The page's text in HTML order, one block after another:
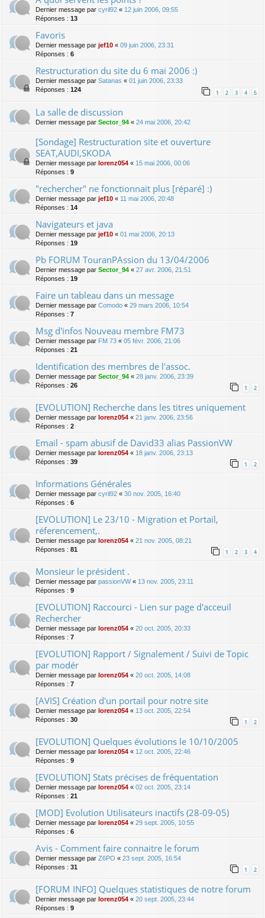
Dernier message par cyril92 « 12 juin 2006, 09:55
Réponses : 13
Favoris
Dernier message par jef10 « 09 juin 2006, 23:31
Réponses : 6
Restructuration du site du 6 mai 2006 :)
Dernier message par Satanas « 01 juin 2006, 23:33
Réponses : 124 1 2 3 4 5
La salle de discussion
Dernier message par Sector_94 « 24 mai 2006, 20:42
[Sondage] Restructuration site et ouverture
SEAT,AUDI,SKODA
Dernier message par lorenz054 « 15 mai 2006, 00:06
Réponses : 9
"rechercher" ne fonctionnait plus [réparé] :)
Dernier message par jef10 « 11 mai 2006, 20:48
Réponses : 14
Navigateurs et java
Dernier message par jef10 « 01 mai 2006, 20:13
Réponses : 19
Pb FORUM TouranPAssion du 13/04/2006
Dernier message par Sector_94 « 27 avr. 2006, 21:51
Réponses : 19
Faire un tableau dans un message
Dernier message par Comodo « 29 mars 2006, 10:54
Réponses : 7
Msg d'infos Nouveau membre FM73
Dernier message par FM 73 « 05 févr. 2006, 21:06
Réponses : 21
Identification des membres de l'assoc.
Dernier message par Sector_94 « 28 janv. 2006, 23:39
Réponses : 26 1 2
[EVOLUTION] Recherche dans les titres uniquement
Dernier message par lorenz054 « 21 janv. 2006, 23:56
Réponses : 2
Email - spam abusif de David33 alias PassionVW
Dernier message par lorenz054 « 18 janv. 2006, 23:13
Réponses : 39 1 2
Informations Générales
Dernier message par cyril92 « 30 nov. 2005, 16:40
Réponses : 6
[EVOLUTION] Le 23/10 - Migration et Portail,
réferencement,.
Dernier message par lorenz054 « 21 nov. 2005, 08:21
Réponses : 81 1 2 3 4
Monsieur le président .
Dernier message par passionVW« 13 nov. 2005, 23:11
Réponses : 9
[EVOLUTION] Raccourci - Lien sur page d'acceuil
Rechercher
Dernier message par lorenz054 « 20 oct. 2005, 20:33
Réponses : 7
[EVOLUTION] Rapport / Signalement / Suivi de Topic
par modér
Dernier message par lorenz054 « 20 oct. 2005, 14:08
Réponses : 7
[AVIS] Création d'un portail pour notre site
Dernier message par lorenz054 « 13 oct. 2005, 22:54
Réponses : 30 1 2
[EVOLUTION] Quelques évolutions le 10/10/2005
Dernier message par lorenz054 « 12 oct. 2005, 22:46
Réponses : 9
[EVOLUTION] Stats précises de fréquentation
Dernier message par lorenz054 « 02 oct. 2005, 23:14
Réponses : 21
[MOD] Evolution Utilisateurs inactifs (28-09-05)
Dernier message par lorenz054 « 29 sept. 2005, 10:55
Réponses : 6
Avis - Comment faire connaitre le forum
Dernier message par Z6PO « 23 sept. 2005, 16:54
Réponses : 31 1 2
[FORUM INFO] Quelques statistiques de notre forum
Dernier message par lorenz054 « 20 sept. 2005, 23:44
Réponses : 9